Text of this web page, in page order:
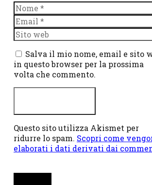
Nome
Email
Sito
web
Salva il mio nome, email e sito
in questo browser per la prossima
volta che commento.
Questo sito utilizza Akismet per
ridurre lo spam. Scopri come
elaborati i dati derivati dai